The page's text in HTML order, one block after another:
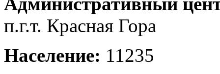
п.г.т. Красная Гора
Население: 11235